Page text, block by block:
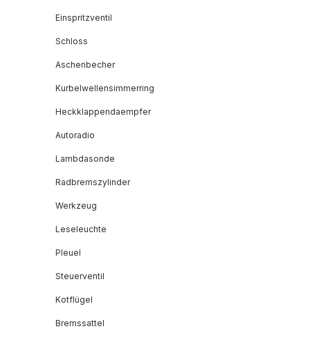
Einspritzventil
Schloss
Aschenbecher
Kurbelwellensimmerring
Heckklappendaempfer
Autoradio
Lambdasonde
Radbremszylinder
Werkzeug
Leseleuchte
Pleuel
Steuerventil
Kotflügel
Bremssattel